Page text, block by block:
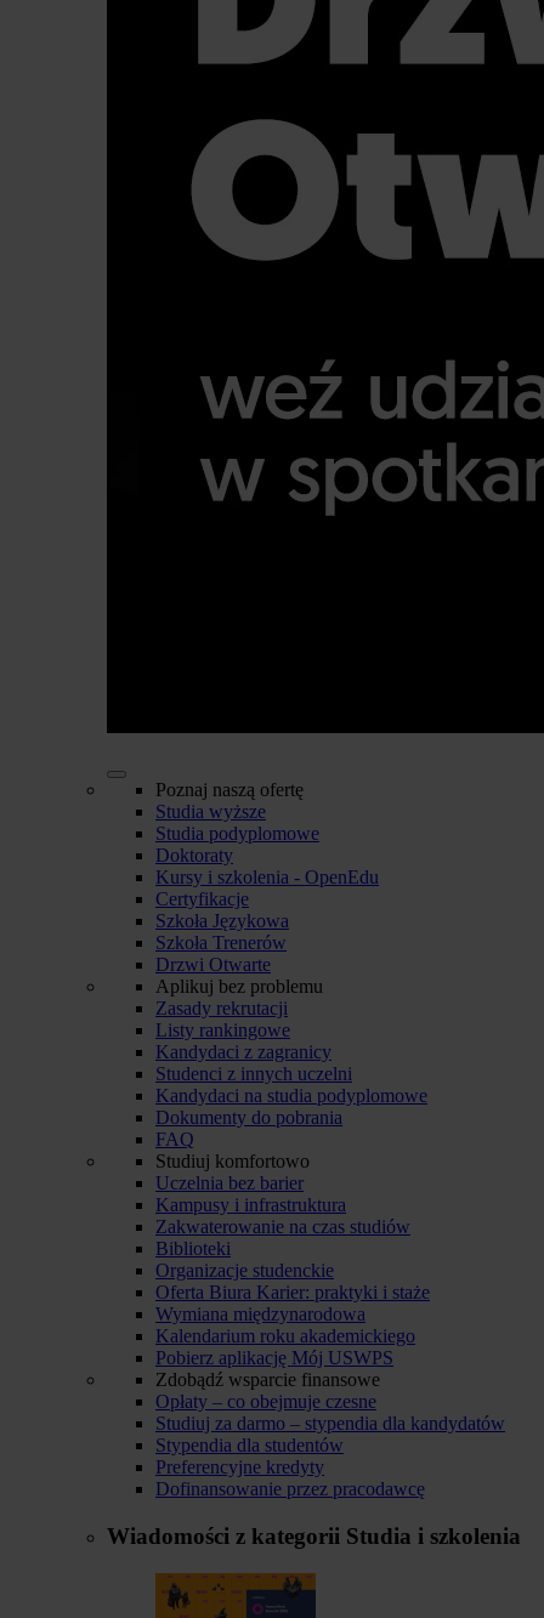
Poznaj naszą ofertę
Studia wyższe
Studia podyplomowe
Doktoraty
Kursy i szkolenia - OpenEdu
Certyfikacje
Szkoła Językowa
Szkoła Trenerów
Drzwi Otwarte
Aplikuj bez problemu
Zasady rekrutacji
Listy rankingowe
Kandydaci z zagranicy
Studenci z innych uczelni
Kandydaci na studia podyplomowe
Dokumenty do pobrania
FAQ
Studiuj komfortowo
Uczelnia bez barier
Kampusy i infrastruktura
Zakwaterowanie na czas studiów
Biblioteki
Organizacje studenckie
Oferta Biura Karier: praktyki i staże
Wymiana międzynarodowa
Kalendarium roku akademickiego
Pobierz aplikację Mój USWPS
Zdobądź wsparcie finansowe
Opłaty – co obejmuje czesne
Studiuj za darmo – stypendia dla kandydatów
Stypendia dla studentów
Preferencyjne kredyty
Dofinansowanie przez pracodawcę
Wiadomości z kategorii Studia i szkolenia